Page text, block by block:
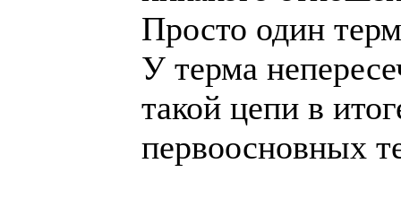
Просто один
У терма
такой цепи в
первоосновных